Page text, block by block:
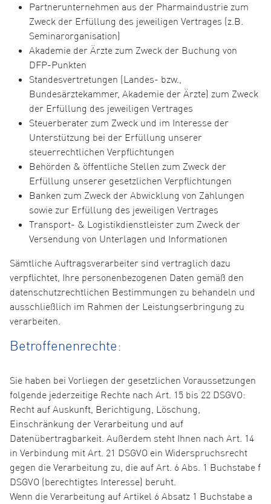
Partnerunternehmen aus der Pharmaindustrie zum
Zweck der Erfüllung des jeweiligen Vertrages (z.B.
Seminarorganisation)
Akademie der Ärzte zum Zweck der Buchung von
DFP-Punkten
Standesvertretungen (Landes- bzw.,
Bundesärztekammer, Akademie der Ärzte) zum Zweck
der Erfüllung des jeweiligen Vertrages
Steuerberater zum Zweck und im Interesse der
Unterstützung bei der Erfüllung unserer
steuerrechtlichen Verpflichtungen
Behörden & öffentliche Stellen zum Zweck der
Erfüllung unserer gesetzlichen Verpflichtungen
Banken zum Zweck der Abwicklung von Zahlungen
sowie zur Erfüllung des jeweiligen Vertrages
Transport- & Logistikdienstleister zum Zweck der
Versendung von Unterlagen und Informationen
Sämtliche Auftragsverarbeiter sind vertraglich dazu
verpflichtet, Ihre personenbezogenen Daten gemäß den
datenschutzrechtlichen Bestimmungen zu behandeln und
ausschließlich im Rahmen der Leistungserbringung zu
verarbeiten.
Betroffenenrechte:
Sie haben bei Vorliegen der gesetzlichen Voraussetzungen
folgende jederzeitige Rechte nach Art. 15 bis 22 DSGVO:
Recht auf Auskunft, Berichtigung, Löschung,
Einschränkung der Verarbeitung und auf
Datenübertragbarkeit. Außerdem steht Ihnen nach Art. 14
in Verbindung mit Art. 21 DSGVO ein Widerspruchsrecht
gegen die Verarbeitung zu, die auf Art. 6 Abs. 1 Buchstabe f
DSGVO (berechtigtes Interesse) beruht.
Wenn die Verarbeitung auf Artikel 6 Absatz 1 Buchstabe a